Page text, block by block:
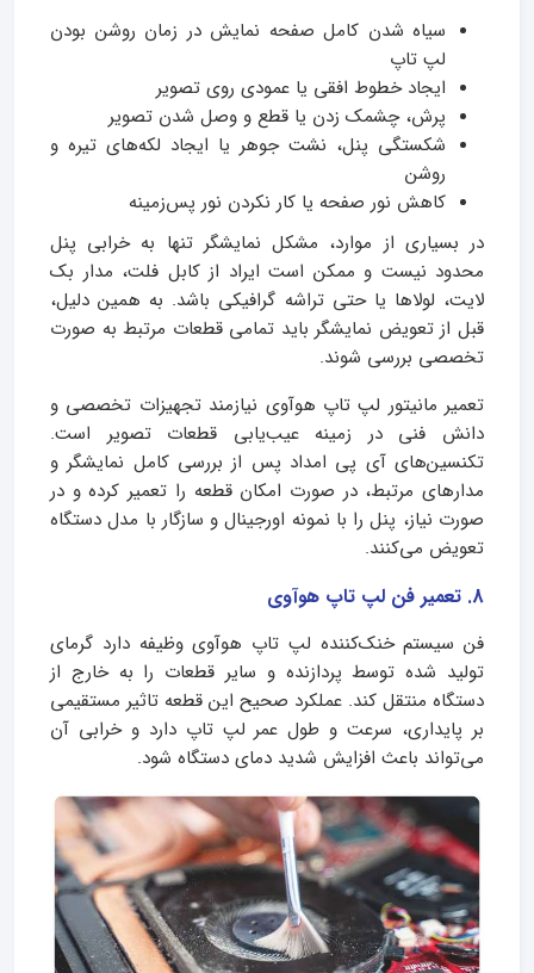
سیاه شدن کامل صفحه نمایش در زمان روشن بودن
لپ تاپ
ایجاد خطوط افقی یا عمودی روی تصویر
پرش، چشمک زدن یا قطع و وصل شدن تصویر
شکستگی پنل، نشت جوهر یا ایجاد لکه‌های تیره و
روشن
کاهش نور صفحه یا کار نکردن نور پس‌زمینه
در بسیاری از موارد، مشکل نمایشگر تنها به خرابی پنل
محدود نیست و ممکن است ایراد از کابل فلت، مدار بک
لایت، لولاها یا حتی تراشه گرافیکی باشد. به همین دلیل،
قبل از تعویض نمایشگر باید تمامی قطعات مرتبط به صورت
تخصصی بررسی شوند.
تعمیر مانیتور لپ تاپ هوآوی نیازمند تجهیزات تخصصی و
دانش فنی در زمینه عیب‌یابی قطعات تصویر است.
تکنسین‌های آی پی امداد پس از بررسی کامل نمایشگر و
مدارهای مرتبط، در صورت امکان قطعه را تعمیر کرده و در
صورت نیاز، پنل را با نمونه اورجینال و سازگار با مدل دستگاه
تعویض می‌کنند.
8. تعمیر فن لپ تاپ هوآوی
فن سیستم خنک‌کننده لپ تاپ هوآوی وظیفه دارد گرمای
تولید شده توسط پردازنده و سایر قطعات را به خارج از
دستگاه منتقل کند. عملکرد صحیح این قطعه تاثیر مستقیمی
بر پایداری، سرعت و طول عمر لپ تاپ دارد و خرابی آن
می‌تواند باعث افزایش شدید دمای دستگاه شود.